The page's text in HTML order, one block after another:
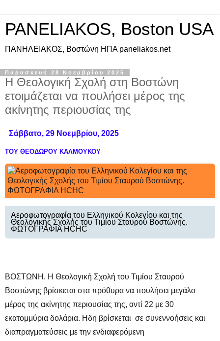
PANELIAKOS, Boston USA
ΠAΝΗΛΕΙΑΚΟΣ, Βοστώνη ΗΠΑ paneliakos.net
Παρασκευή 28 Νοεμβρίου 2025
Η Θεολογική Σχολή στη Βοστώνη
ετοιμάζεται να πουλήσει μέρος της
ακίνητης περιουσίας της
Σάββατο, 29 Νοεμβρίου, 2025
ΤΟΥ ΘΕΟΔΩΡΟΥ ΚΑΛΜΟΥΚΟΥ
Αεροφωτογραφία του Ελληνικού Κολεγίου και της
Θεολογικής Σχολής του Τιμίου Σταυρού Βοστώνης.
ΦΩΤΟΓΡΑΦΙΑ HCHC
ΒΟΣΤΩΝΗ. Η Θεολογική Σχολή του Τιμίου Σταυρού
Βοστώνης βρίσκεται στα πρόθυρα να πουλήσει μεγάλο
μέρος της ακίνητης περιουσίας της, αντί 22 με 30
εκατομμύρια δολάρια. Ηδη βρίσκεται σε συνεννοήσεις και
διαπραγματεύσεις με την ενδιαφερόμενη